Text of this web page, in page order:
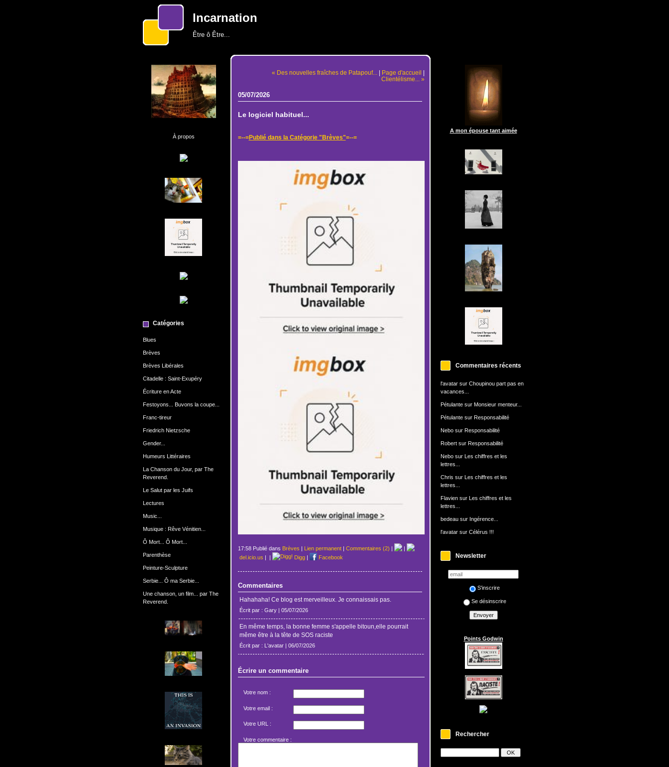
Incarnation
Être ô Être...
À propos
Catégories
Blues
Brèves
Brèves Libérales
Citadelle : Saint-Exupéry
Écriture en Acte
Festoyons... Buvons la coupe...
Franc-tireur
Friedrich Nietzsche
Gender...
Humeurs Littéraires
La Chanson du Jour, par The
Reverend.
Le Salut par les Juifs
Lectures
Music...
Musique : Rêve Vénitien...
Ô Mort... Ô Mort...
Parenthèse
Peinture-Sculpture
Serbie... Ô ma Serbie...
Une chanson, un film... par The
Reverend.
A mon épouse tant aimée
Commentaires récents
l'avatarsur Choupinou part pas en
vacances...
Pétulantesur Monsieur menteur...
Pétulantesur Responsabilité
Nebosur Responsabilité
Robertsur Responsabilité
Nebosur Les chiffres et les
lettres...
Chris sur Les chiffres et les
lettres...
Flaviensur Les chiffres et les
lettres...
bedeausur Ingérence...
l'avatarsur Célérus !!!
Newsletter
S'inscrire
Se désinscrire
Points Godwin
Rechercher
« Des nouvelles fraîches de Patapouf... | Page d'accueil |
Clientélisme... »
05/07/2026
Le logiciel habituel...
=--=Publié dans la Catégorie "Brèves"=--=
17:58 Publié dans Brèves | Lien permanent| Commentaires (2) |
|
del.icio.us | | Digg| Facebook
Commentaires
Hahahaha! Ce blog est merveilleux. Je connaissais pas.
Écrit par : Gary | 05/07/2026
En même temps, la bonne femme s'appelle bitoun,elle pourrait
même être à la tête de SOS raciste
Écrit par : L'avatar | 06/07/2026
Écrire un commentaire
Votre nom :
Votre email :
Votre URL :
Votre commentaire :